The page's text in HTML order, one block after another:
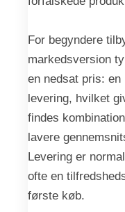
For begyndere
markedsversion
en nedsat pris:
levering, hvilket
findes
lavere
Levering er
ofte en
første køb.